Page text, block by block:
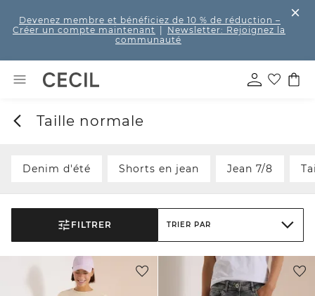
Devenez membre et bénéficiez de 10 % de réduction –
Créer un compte maintenant
Newsletter: Rejoignez la
communauté
Taille normale
Denim d'été Shorts en jean Jean 7/8
FILTRER TRIER PAR